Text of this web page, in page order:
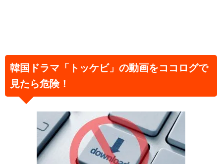
韓国ドラマ「トッケビ」の動画をココログで
見たら危険！